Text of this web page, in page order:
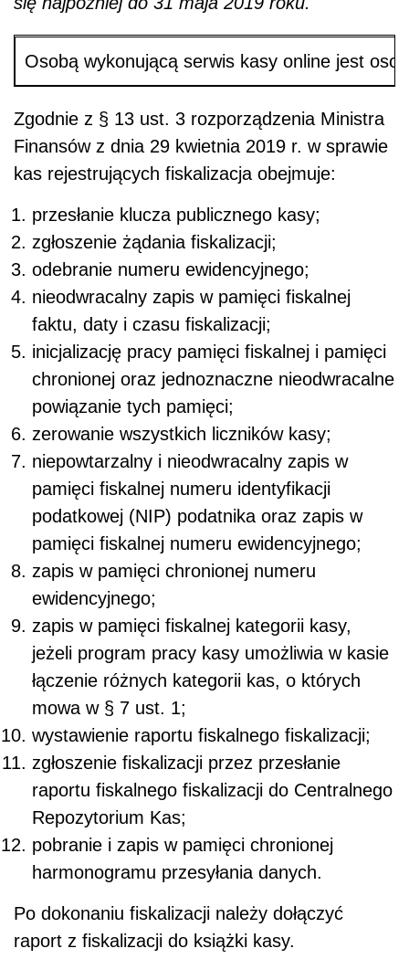
Osobą wykonującą serwis kasy online jest
Zgodnie z § 13 ust. 3 rozporządzenia Ministra
Finansów z dnia 29 kwietnia 2019 r. w sprawie
kas rejestrujących fiskalizacja obejmuje:
przesłanie klucza publicznego kasy;
zgłoszenie żądania fiskalizacji;
odebranie numeru ewidencyjnego;
nieodwracalny zapis w pamięci fiskalnej
faktu, daty i czasu fiskalizacji;
inicjalizację pracy pamięci fiskalnej i pamięci
chronionej oraz jednoznaczne nieodwracalne
powiązanie tych pamięci;
zerowanie wszystkich liczników kasy;
niepowtarzalny i nieodwracalny zapis w
pamięci fiskalnej numeru identyfikacji
podatkowej (NIP) podatnika oraz zapis w
pamięci fiskalnej numeru ewidencyjnego;
zapis w pamięci chronionej numeru
ewidencyjnego;
zapis w pamięci fiskalnej kategorii kasy,
jeżeli program pracy kasy umożliwia w kasie
łączenie różnych kategorii kas, o których
mowa w § 7 ust. 1;
wystawienie raportu fiskalnego fiskalizacji;
zgłoszenie fiskalizacji przez przesłanie
raportu fiskalnego fiskalizacji do Centralnego
Repozytorium Kas;
pobranie i zapis w pamięci chronionej
harmonogramu przesyłania danych.
Po dokonaniu fiskalizacji należy dołączyć
raport z fiskalizacji do książki kasy.